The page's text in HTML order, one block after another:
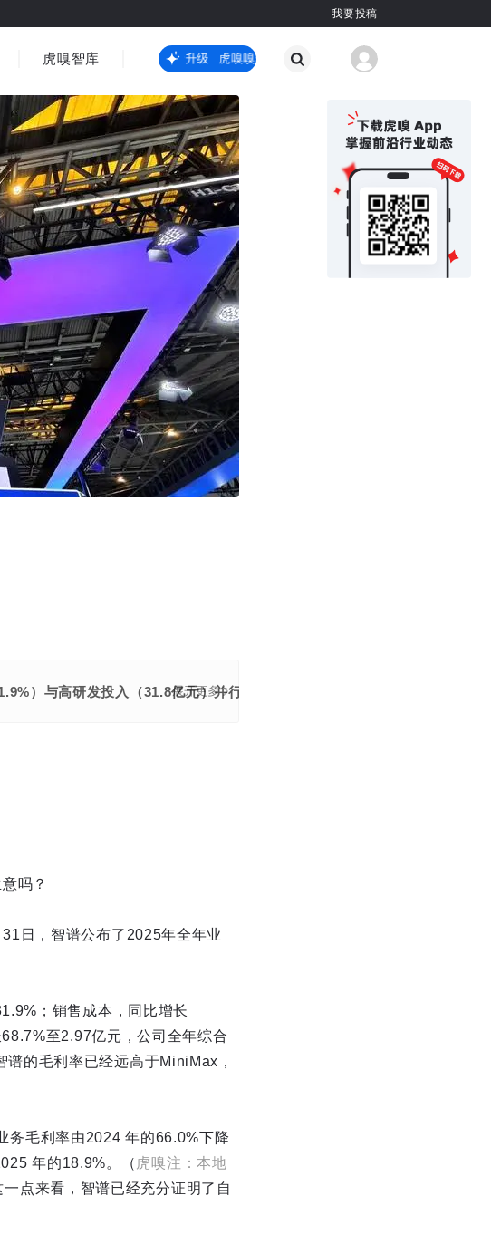
我要投稿
海
国际热点
观点 其他
虎嗅智库虎嗅嗅全新升级 虎嗅嗅全新升级
）与高研发投入（31.8亿元）并行的矛盾状态，其MaaS业务成为新增
展开更多
吗？
日，智谱公布了2025年全年业
；销售成本，同比增长
至2.97亿元，公司全年综合
的毛利率已经远高于MiniMax，
务毛利率由2024 年的66.0%下降
年的18.9%。（ 虎嗅注：本地
一点来看，智谱已经充分证明了自